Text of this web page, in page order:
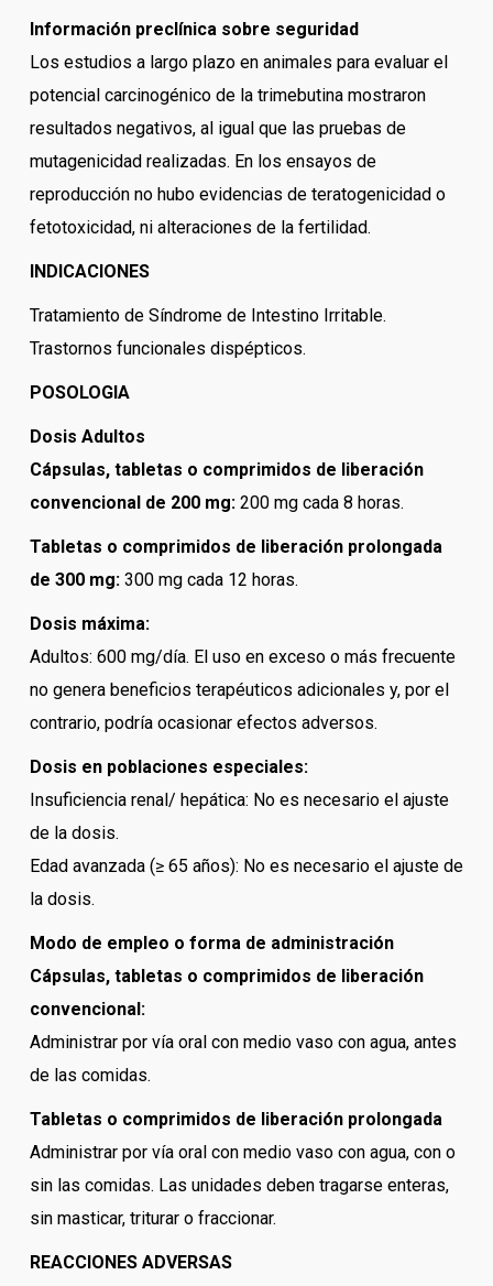
Información preclínica sobre seguridad
Los estudios a largo plazo en animales para evaluar el
potencial carcinogénico de la trimebutina mostraron
resultados negativos, al igual que las pruebas de
mutagenicidad realizadas. En los ensayos de
reproducción no hubo evidencias de teratogenicidad o
fetotoxicidad, ni alteraciones de la fertilidad.
INDICACIONES
Tratamiento de Síndrome de Intestino Irritable.
Trastornos funcionales dispépticos.
POSOLOGIA
Dosis Adultos
Cápsulas, tabletas o comprimidos de liberación
convencional de 200 mg:200 mg cada 8 horas.
Tabletas o comprimidos de liberación prolongada
de 300 mg:300 mg cada 12 horas.
Dosis máxima:
Adultos: 600 mg/día. El uso en exceso o más frecuente
no genera beneficios terapéuticos adicionales y, por el
contrario, podría ocasionar efectos adversos.
Dosis en poblaciones especiales:
Insuficiencia renal/ hepática: No es necesario el ajuste
de la dosis.
Edad avanzada (≥ 65 años): No es necesario el ajuste de
la dosis.
Modo de empleo o forma de administración
Cápsulas, tabletas o comprimidos de liberación
convencional:
Administrar por vía oral con medio vaso con agua, antes
de las comidas.
Tabletas o comprimidos de liberación prolongada
Administrar por vía oral con medio vaso con agua, con o
sin las comidas. Las unidades deben tragarse enteras,
sin masticar, triturar o fraccionar.
REACCIONES ADVERSAS